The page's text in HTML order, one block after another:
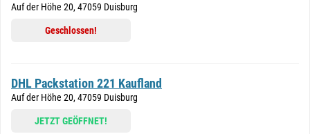
Auf der Höhe 20, 47059 Duisburg
Geschlossen!
DHL Packstation 221 Kaufland
Auf der Höhe 20, 47059 Duisburg
JETZT GEÖFFNET!